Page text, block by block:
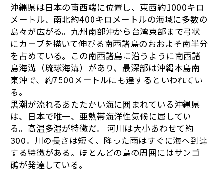
沖縄県は日本の南西端に位置し、東西約1000キロ
メートル、南北約400キロメートルの海域に多数の
島々が広がる。九州南部沖から台湾東部まで弓状
にカーブを描いて伸びる南西諸島のおおよそ南半分
を占めている。この南西諸島に沿うように南西諸
島海溝（琉球海溝）があり、最深部は沖縄本島南
東沖で、約7500メートルにも達するといわれてい
る。
黒潮が流れるあたたかい海に囲まれている沖縄県
は、日本で唯一、亜熱帯海洋性気候に属してい
る。高温多湿が特徴だ。 河川は大小あわせて約
300。川の長さは短く、降った雨はすぐに海へ到達
する特徴がある。ほとんどの島の周囲にはサンゴ
礁が発達している。